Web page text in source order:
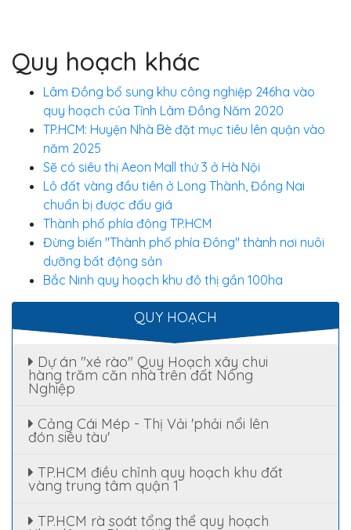
Quy hoạch khác
Lâm Đồng bổ sung khu công nghiệp 246ha vào
quy hoạch của Tỉnh Lâm Đồng Năm 2020
TP.HCM: Huyện Nhà Bè đặt mục tiêu lên quận vào
năm 2025
Sẽ có siêu thị Aeon Mall thứ 3 ở Hà Nội
Lô đất vàng đầu tiên ở Long Thành, Đồng Nai
chuẩn bị được đấu giá
Thành phố phía đông TP.HCM
Đừng biến "Thành phố phía Đông" thành nơi nuôi
dưỡng bất động sản
Bắc Ninh quy hoạch khu đô thị gần 100ha
QUY HOẠCH
Dự án "xé rào" Quy Hoạch xây chui
hàng trăm căn nhà trên đất Nông
Nghiệp
Cảng Cái Mép - Thị Vải 'phải nổi lên
đón siêu tàu'
TP.HCM điều chỉnh quy hoạch khu đất
vàng trung tâm quận 1
TP.HCM rà soát tổng thể quy hoạch